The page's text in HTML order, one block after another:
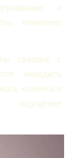
и
внимание
связана с
находить
клиента в
ощущение